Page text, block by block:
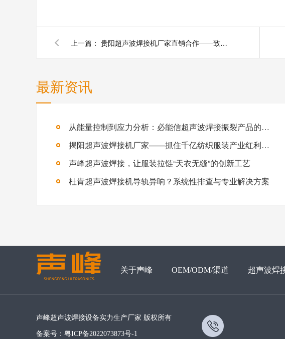
上一篇： 贵阳超声波焊接机厂家直销合作——致富新机遇
最新资讯
从能量控制到应力分析：必能信超声波焊接振裂产品的深度技术解析
揭阳超声波焊接机厂家——抓住千亿纺织服装产业红利，声峰为你供货、培训、兜售后
声峰超声波焊接，让服装拉链“天衣无缝”的创新工艺
杜肯超声波焊接机导轨异响？系统性排查与专业解决方案
关于声峰 OEM/ODM/渠道 超声波焊
声峰超声波焊接设备实力生产厂家 版权所有
备案号： 粤ICP备2022073873号-1